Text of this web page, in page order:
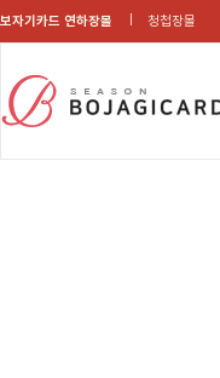
보자기카드 연하장몰 청첩장몰